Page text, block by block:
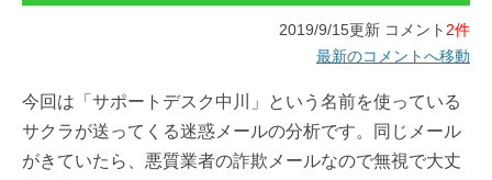
2019/9/15更新 コメント 2件
最新のコメントへ移動
今回は「サポートデスク中川」という名前を使っている
サクラが送ってくる迷惑メールの分析です。同じメール
がきていたら、悪質業者の詐欺メールなので無視で大丈